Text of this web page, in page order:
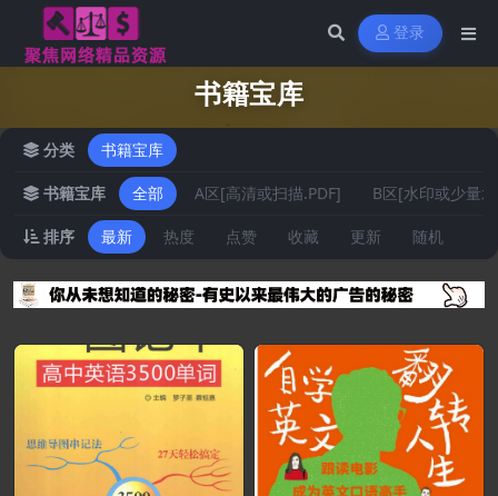
登录
书籍宝库
分类 书籍宝库
书籍宝库 全部 A区[高清或扫描.PDF] B区[水印或少量
排序 最新 热度 点赞 收藏 更新 随机